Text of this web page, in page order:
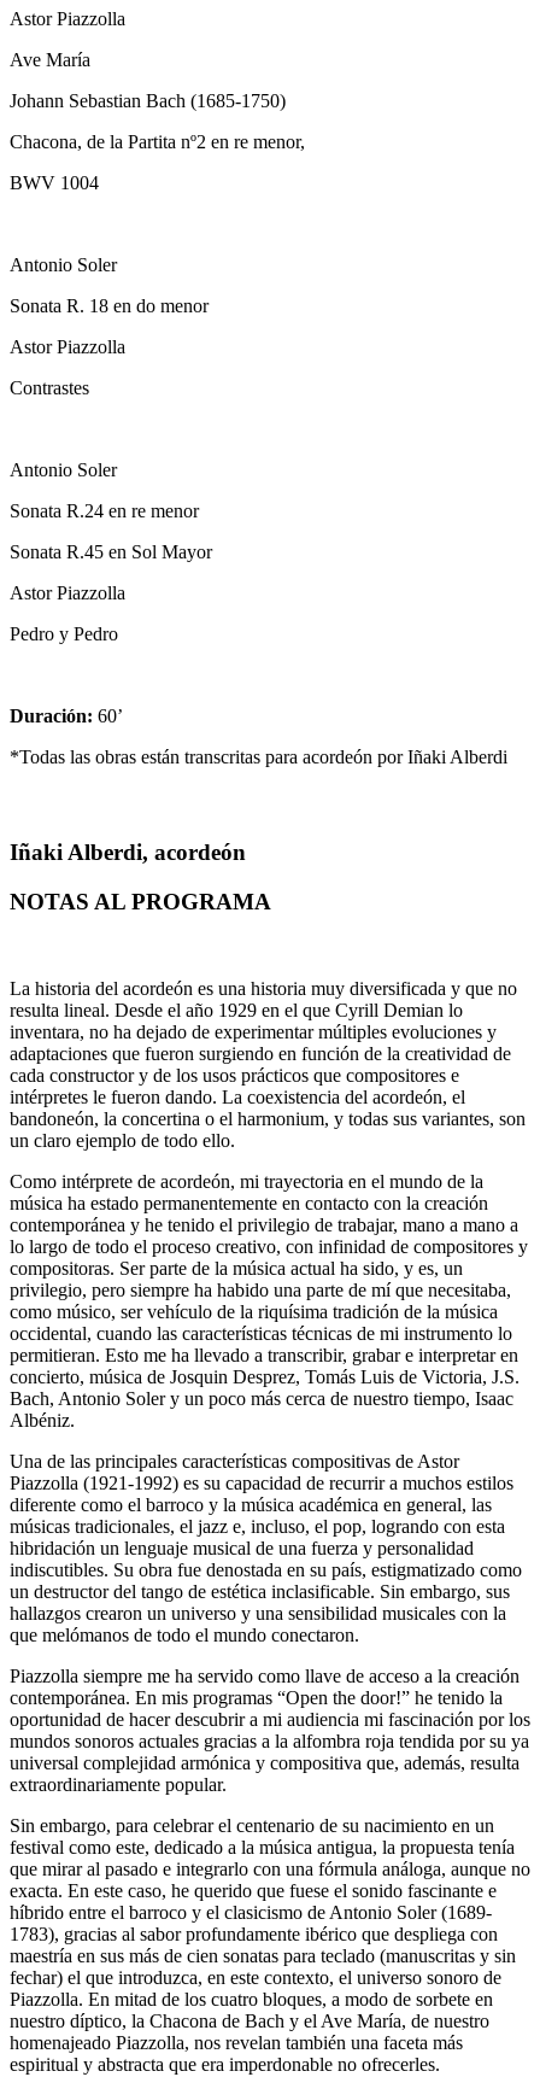
Astor Piazzolla
Ave María
Johann Sebastian Bach (1685-1750)
Chacona, de la Partita nº2 en re menor,
BWV 1004
Antonio Soler
Sonata R. 18 en do menor
Astor Piazzolla
Contrastes
Antonio Soler
Sonata R.24 en re menor
Sonata R.45 en Sol Mayor
Astor Piazzolla
Pedro y Pedro
Duración: 60’
*Todas las obras están transcritas para acordeón por Iñaki Alberdi
Iñaki Alberdi, acordeón
NOTAS AL PROGRAMA
La historia del acordeón es una historia muy diversificada y que no
resulta lineal. Desde el año 1929 en el que Cyrill Demian lo
inventara, no ha dejado de experimentar múltiples evoluciones y
adaptaciones que fueron surgiendo en función de la creatividad de
cada constructor y de los usos prácticos que compositores e
intérpretes le fueron dando. La coexistencia del acordeón, el
bandoneón, la concertina o el harmonium, y todas sus variantes, son
un claro ejemplo de todo ello.
Como intérprete de acordeón, mi trayectoria en el mundo de la
música ha estado permanentemente en contacto con la creación
contemporánea y he tenido el privilegio de trabajar, mano a mano a
lo largo de todo el proceso creativo, con infinidad de compositores y
compositoras. Ser parte de la música actual ha sido, y es, un
privilegio, pero siempre ha habido una parte de mí que necesitaba,
como músico, ser vehículo de la riquísima tradición de la música
occidental, cuando las características técnicas de mi instrumento lo
permitieran. Esto me ha llevado a transcribir, grabar e interpretar en
concierto, música de Josquin Desprez, Tomás Luis de Victoria, J.S.
Bach, Antonio Soler y un poco más cerca de nuestro tiempo, Isaac
Albéniz.
Una de las principales características compositivas de Astor
Piazzolla (1921-1992) es su capacidad de recurrir a muchos estilos
diferente como el barroco y la música académica en general, las
músicas tradicionales, el jazz e, incluso, el pop, logrando con esta
hibridación un lenguaje musical de una fuerza y personalidad
indiscutibles. Su obra fue denostada en su país, estigmatizado como
un destructor del tango de estética inclasificable. Sin embargo, sus
hallazgos crearon un universo y una sensibilidad musicales con la
que melómanos de todo el mundo conectaron.
Piazzolla siempre me ha servido como llave de acceso a la creación
contemporánea. En mis programas “Open the door!” he tenido la
oportunidad de hacer descubrir a mi audiencia mi fascinación por los
mundos sonoros actuales gracias a la alfombra roja tendida por su ya
universal complejidad armónica y compositiva que, además, resulta
extraordinariamente popular.
Sin embargo, para celebrar el centenario de su nacimiento en un
festival como este, dedicado a la música antigua, la propuesta tenía
que mirar al pasado e integrarlo con una fórmula análoga, aunque no
exacta. En este caso, he querido que fuese el sonido fascinante e
híbrido entre el barroco y el clasicismo de Antonio Soler (1689-
1783), gracias al sabor profundamente ibérico que despliega con
maestría en sus más de cien sonatas para teclado (manuscritas y sin
fechar) el que introduzca, en este contexto, el universo sonoro de
Piazzolla. En mitad de los cuatro bloques, a modo de sorbete en
nuestro díptico, la Chacona de Bach y el Ave María, de nuestro
homenajeado Piazzolla, nos revelan también una faceta más
espiritual y abstracta que era imperdonable no ofrecerles.